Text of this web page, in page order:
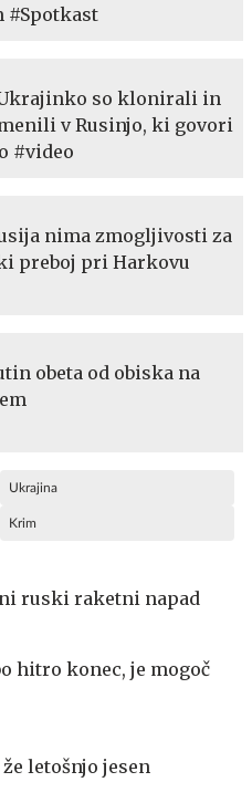
#Spotkast
so klonirali in
v Rusinjo, ki govori
#video
nima zmogljivosti za
preboj pri Harkovu
obeta od obiska na
Ukrajina
Krim
ruski raketni napad
hitro konec, je mogoč
letošnjo jesen